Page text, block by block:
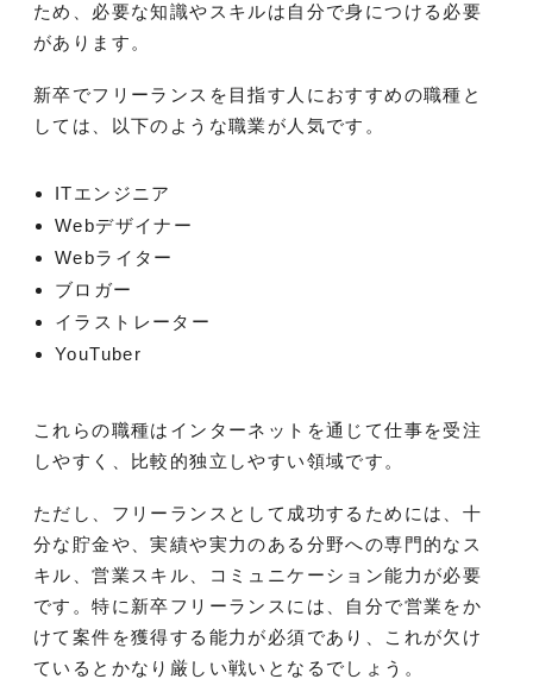
ため、必要な知識やスキルは自分で身につける必要
があります​​。
新卒でフリーランスを目指す人におすすめの職種と
しては、以下のような職業が人気です。
ITエンジニア
Webデザイナー
Webライター
ブロガー
イラストレーター
YouTuber
これらの職種はインターネットを通じて仕事を受注
しやすく、比較的独立しやすい領域です。
ただし、フリーランスとして成功するためには、十
分な貯金や、実績や実力のある分野への専門的なス
キル、営業スキル、コミュニケーション能力が必要
です。特に新卒フリーランスには、自分で営業をか
けて案件を獲得する能力が必須であり、これが欠け
ているとかなり厳しい戦いとなるでしょう。